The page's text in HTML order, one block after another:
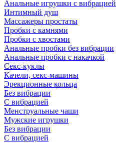
Анальные игрушки с вибрацией
Интимный душ
Массажеры простаты
Пробки с камнями
Пробки с хвостами
Анальные пробки без вибрации
Анальные пробки с накачкой
Секс-куклы
Качели, секс-машины
Эрекционные кольца
Без вибрации
С вибрацией
Менструальные чаши
Мужские игрушки
Без вибрации
С вибрацией